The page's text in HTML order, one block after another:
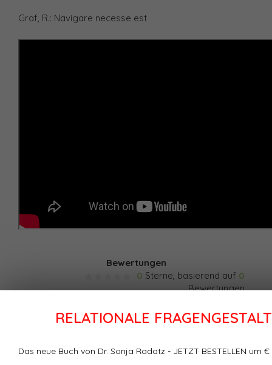
RELATIONALE
Das neue Buch von Dr. Sonja Radatz - JETZT BESTELLEN um
Graf, R.: Navigare necesse est
Bewertungen
0 Sterne, basierend auf 0
Bewertungen